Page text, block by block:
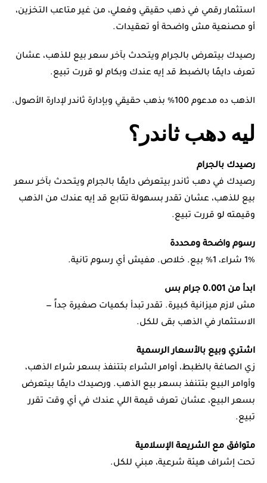
استثمار رقمي في ذهب حقيقي وفعلي، من غير متاعب التخزين،
أو مصنعية مش واضحة أو تعقيدات.
رصيدك بيتعرض بالجرام ويتحدث بآخر سعر بيع للذهب، عشان
تعرف دايمًا بالضبط قد إيه عندك وبكام لو قررت تبيع.
الذهب ده مدعوم 100% بذهب حقيقي وبإدارة ثاندر لإدارة الأصول.
ليه دهب ثاندر؟
رصيدك بالجرام
رصيدك في دهب ثاندر بيتعرض دايمًا بالجرام ويتحدث بآخر سعر
بيع للذهب، عشان تقدر بسهولة تتابع قد إيه عندك من الذهب
وقيمته لو قررت تبيع.
رسوم واضحة ومحددة
1% شراء، 1% بيع. خلاص. مفيش أي رسوم تانية.
ابدأ من 0.001 جرام بس
مش لازم ميزانية كبيرة. تقدر تبدأ بكميات صغيرة جداً —
الاستثمار في الذهب بقى للكل.
اشتري وبيع بالأسعار الرسمية
زي الصاغة بالظبط، أوامر الشراء بتتنفذ بسعر شراء الذهب،
وأوامر البيع بتتنفذ بسعر بيع الذهب. ورصيدك دايمًا بيتعرض
بسعر البيع، عشان تعرف قيمة اللي عندك في أي وقت تقرر
تبيع.
متوافق مع الشريعة الإسلامية
تحت إشراف هيئة شرعية، مبني للكل.